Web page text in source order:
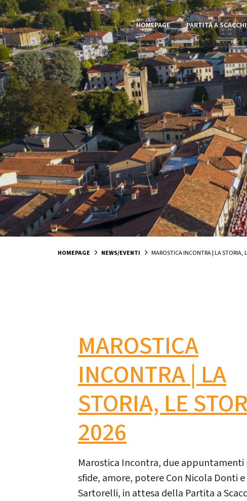
HOMEPAGE PARTITA A SCACCHI
HOMEPAGE NEWS/EVENTI MAROSTICA INCONTRA | LA STORIA,
MAROSTICA
INCONTRA | LA
STORIA, LE
2026
Marostica Incontra, due appuntamenti
sfide, amore, potere Con Nicola Donti e
Sartorelli, in attesa della Partita a